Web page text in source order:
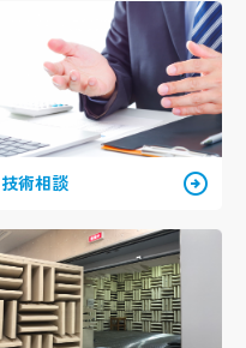
技術相談 arrow_circle_right